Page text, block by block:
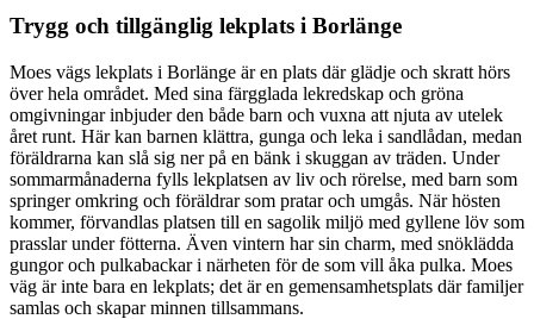
Trygg och tillgänglig lekplats i Borlänge
Moes vägs lekplats i Borlänge är en plats där glädje och skratt hörs
över hela området. Med sina färgglada lekredskap och gröna
omgivningar inbjuder den både barn och vuxna att njuta av utelek
året runt. Här kan barnen klättra, gunga och leka i sandlådan, medan
föräldrarna kan slå sig ner på en bänk i skuggan av träden. Under
sommarmånaderna fylls lekplatsen av liv och rörelse, med barn som
springer omkring och föräldrar som pratar och umgås. När hösten
kommer, förvandlas platsen till en sagolik miljö med gyllene löv som
prasslar under fötterna. Även vintern har sin charm, med snöklädda
gungor och pulkabackar i närheten för de som vill åka pulka. Moes
väg är inte bara en lekplats; det är en gemensamhetsplats där familjer
samlas och skapar minnen tillsammans.